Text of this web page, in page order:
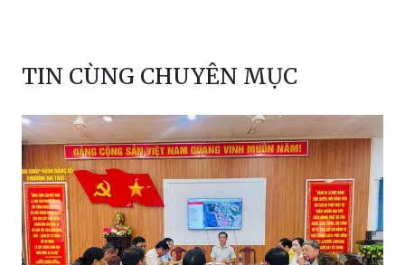
TIN CÙNG CHUYÊN MỤC